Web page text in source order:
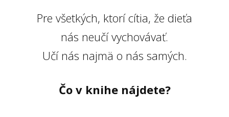
Pre všetkých, ktorí cítia, že dieťa
nás neučí vychovávať.
Učí nás najmä o nás samých.
Čo v knihe nájdete?